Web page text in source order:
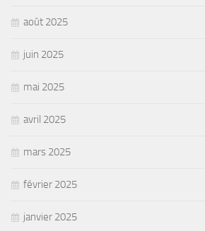
août 2025
juin 2025
mai 2025
avril 2025
mars 2025
février 2025
janvier 2025